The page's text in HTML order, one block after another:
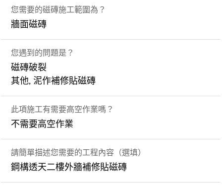
您需要的磁磚施工範圍為？
牆面磁磚
您遇到的問題是？
磁磚破裂
其他, 泥作補修貼磁磚
此項施工有需要高空作業嗎？
不需要高空作業
請簡單描述您需要的工程內容（選填）
鋼構透天二樓外牆補修貼磁磚